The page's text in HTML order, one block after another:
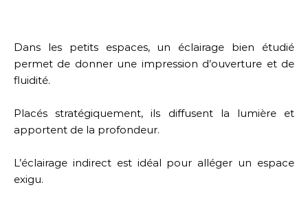
Dans les petits espaces, un éclairage bien étudié
permet de donner une impression d’ouverture et de
fluidité.
Placés stratégiquement, ils diffusent la lumière et
apportent de la profondeur.
L’éclairage indirect est idéal pour alléger un espace
exigu.